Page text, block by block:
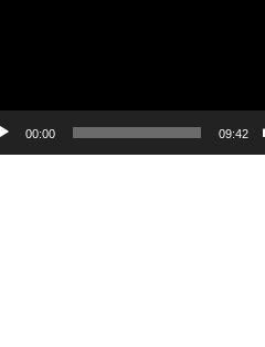
00:00 09:42